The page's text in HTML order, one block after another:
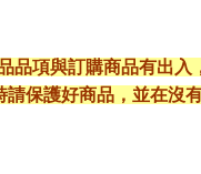
品項與訂購商品有出
保護好商品，並在沒